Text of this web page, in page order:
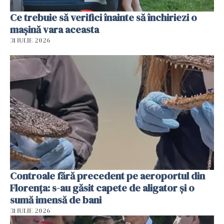
Ce trebuie să verifici înainte să închiriezi o
mașină vara aceasta
31 IULIE 2026
Controale fără precedent pe aeroportul din
Florența: s-au găsit capete de aligator și o
sumă imensă de bani
31 IULIE 2026